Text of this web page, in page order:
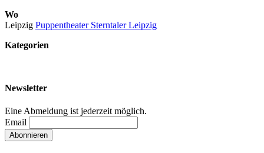
Wo
Leipzig Puppentheater Sterntaler Leipzig
Kategorien
Newsletter
Eine Abmeldung ist jederzeit möglich.
Email